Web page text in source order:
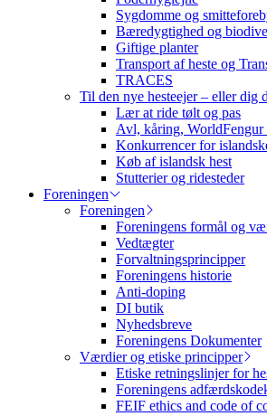
Sygdomme og
Bæredygtighed og
Giftige planter
Transport af heste og
TRACES
Til den nye hesteejer – eller dig
Lær at ride tølt og pas
Avl, kåring,
Konkurrencer for
Køb af islandsk hest
Stutterier og ridesteder
Foreningen
Foreningen
Foreningens formål og
Vedtægter
Forvaltningsprincipper
Foreningens historie
Anti-doping
DI butik
Nyhedsbreve
Foreningens Dokumenter
Værdier og etiske principper
Etiske retningslinjer for
Foreningens
FEIF ethics and code of